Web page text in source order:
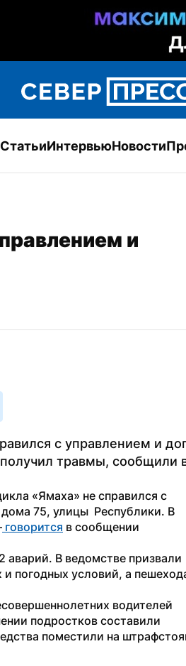
СтатьиИнтервьюНовости
и
с управлением и
травмы, сообщили
«Ямаха» не справился с
75, улицы  Республики. В
говорится в сообщении
аварий. В ведомстве призвали
погодных условий, а
водителей
подростков составили
поместили на